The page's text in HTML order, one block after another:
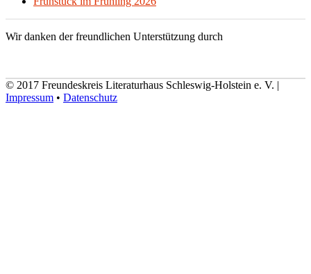
Wir danken der freundlichen Unterstützung durch
© 2017 Freundeskreis Literaturhaus Schleswig-Holstein e. V. |
Impressum • Datenschutz